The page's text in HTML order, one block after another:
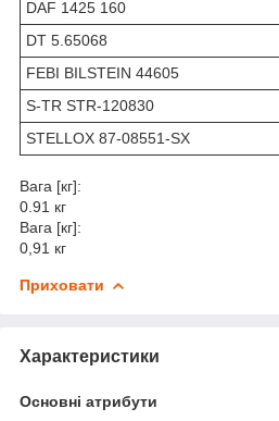
DAF 1425 160
DT 5.65068
FEBI BILSTEIN 44605
S-TR STR-120830
STELLOX 87-08551-SX
Вага [кг]:
0.91 кг
Вага [кг]:
0,91 кг
Приховати
Характеристики
Основні атрибути